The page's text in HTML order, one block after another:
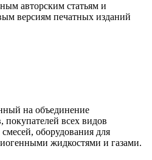
авторским статьям и
версиям печатных изданий
на объединение
покупателей всех видов
оборудования для
жидкостями и газами.